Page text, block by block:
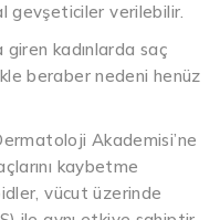
gevşeticiler verilebilir.
giren kadınlarda saç
beraber nedeni henüz
Akademisi’ne
kaybetme
vücut üzerinde